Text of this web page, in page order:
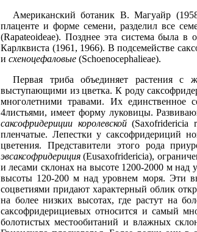
Американский ботаник В. Магуайр
плаценте и форме семени, разделил все
(Rapateoideae). Позднее эта система была
Карлквиста (1961, 1966). В подсемействе
и схеноцефаловые (Schoenocephalieae).
Первая триба объединяет растения с
выступающими из цветка. К роду
многолетними травами. Их единственное
4листьями, имеет форму луковицы.
саксофридериции королевской(Saxofridericia
пленчатые. Лепестки у саксофридериций
цветения. Представители этого рода
эвсаксофридериция (Eusaxofridericia),
и лесами склонах на высоте 1200-2000 м над
высоты 120-200 м над уровнем моря. Эти
соцветиями придают характерный облик
на более низких высотах, где растут на
саксофридерициевых относится и самый
болотистых местообитаний и влажных